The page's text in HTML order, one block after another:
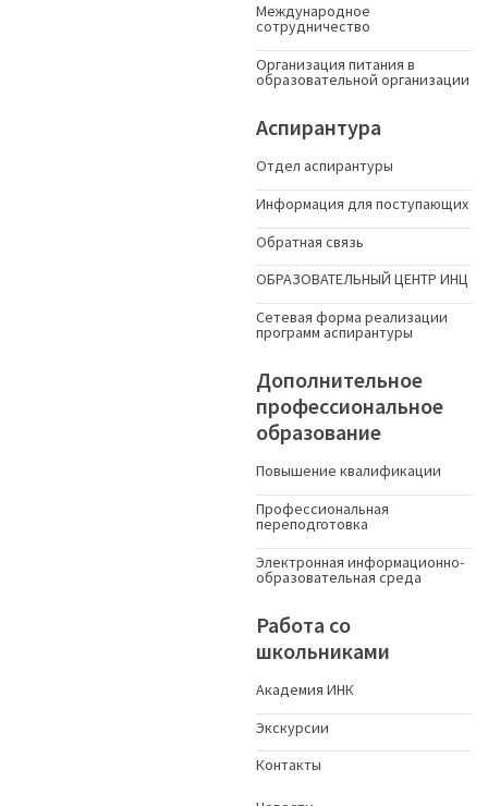
Международное
сотрудничество
Организация питания в
образовательной организации
Аспирантура
Отдел аспирантуры
Информация для поступающих
Обратная связь
ОБРАЗОВАТЕЛЬНЫЙ ЦЕНТР ИНЦ
Сетевая форма реализации
программ аспирантуры
Дополнительное
профессиональное
образование
Повышение квалификации
Профессиональная
переподготовка
Электронная информационно-
образовательная среда
Работа со
школьниками
Академия ИНК
Экскурсии
Контакты